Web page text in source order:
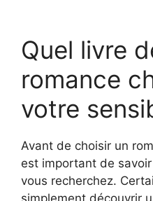
Quel livre
romance
votre
Avant de choisir un
est important de
vous recherchez.
simplement découvrir